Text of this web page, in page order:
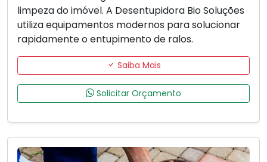
limpeza do imóvel. A Desentupidora Bio Soluções
utiliza equipamentos modernos para solucionar
rapidamente o entupimento de ralos.
Saiba Mais
Solicitar Orçamento